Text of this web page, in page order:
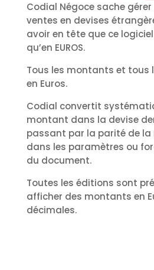
Codial Négoce sache
ventes en devises
avoir en tête que ce
qu’en EUROS.
Tous les montants et tous
en Euros.
Codial convertit
montant dans la devise
passant par la parité de la
dans les paramètres ou
du document.
Toutes les éditions sont
afficher des montants en
décimales.